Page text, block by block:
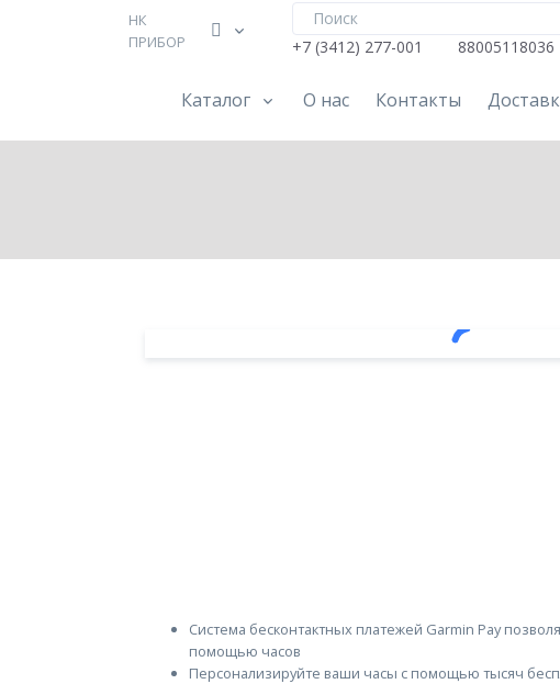
НК
ПРИБОР
+7 (3412) 277-001
88005118036
Каталог
О нас Контакты
Система бесконтактных платежей Garmin Pay
помощью часов
Персонализируйте ваши часы с помощью тысяч